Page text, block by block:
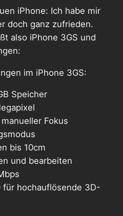
iPhone: Ich habe mir
doch ganz zufrieden.
also iPhone 3GS und
im iPhone 3GS:
Speicher
Fokus
bis 10cm
und bearbeiten
für hochauflösende 3D-